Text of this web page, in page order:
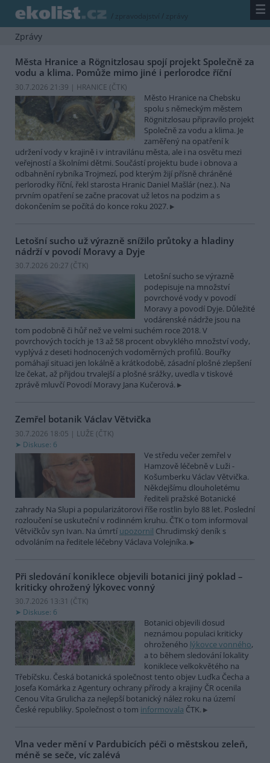
/ zpravodajství / zprávy ☰
Zprávy
Města Hranice a Rögnitzlosau spojí projekt Společně za
vodu a klima. Pomůže mimo jiné i perlorodce říční
30.7.2026 21:39 | HRANICE (ČTK)
Město Hranice na Chebsku
spolu s německým městem
Rögnitzlosau připravilo projekt
Společně za vodu a klima. Je
zaměřený na opatření k
udržení vody v krajině i v intravilánu města, ale i na osvětu mezi
veřejností a školními dětmi. Součástí projektu bude i obnova a
odbahnění rybníka Trojmezí, pod kterým žijí přísně chráněné
perlorodky říční, řekl starosta Hranic Daniel Mašlár (nez.). Na
prvním opatření se začne pracovat už letos na podzim a s
dokončením se počítá do konce roku 2027.
Letošní sucho už výrazně snížilo průtoky a hladiny
nádrží v povodí Moravy a Dyje
30.7.2026 20:27 (ČTK)
Letošní sucho se výrazně
podepisuje na množství
povrchové vody v povodí
Moravy a povodí Dyje. Důležité
vodárenské nádrže jsou na
tom podobně či hůř než ve velmi suchém roce 2018. V
povrchových tocích je 13 až 58 procent obvyklého množství vody,
vyplývá z deseti hodnocených vodoměrných profilů. Bouřky
pomáhají situaci jen lokálně a krátkodobě, zásadní plošné zlepšení
lze čekat, až přijdou trvalejší a plošné srážky, uvedla v tiskové
zprávě mluvčí Povodí Moravy Jana Kučerová.
Zemřel botanik Václav Větvička
30.7.2026 18:05 | LUŽE (ČTK)
Diskuse: 6
Ve středu večer zemřel v
Hamzově léčebně v Luži -
Košumberku Václav Větvička.
Někdejšímu dlouholetému
řediteli pražské Botanické
zahrady Na Slupi a popularizátorovi říše rostlin bylo 88 let. Poslední
rozloučení se uskuteční v rodinném kruhu. ČTK o tom informoval
Větvičkův syn Ivan. Na úmrtí upozornil Chrudimský deník s
odvoláním na ředitele léčebny Václava Volejníka.
Při sledování koniklece objevili botanici jiný poklad –
kriticky ohrožený lýkovec vonný
30.7.2026 13:31 (ČTK)
Diskuse: 6
Botanici objevili dosud
neznámou populaci kriticky
ohroženého lýkovce vonného,
a to během sledování lokality
koniklece velkokvětého na
Třebíčsku. Česká botanická společnost tento objev Luďka Čecha a
Josefa Komárka z Agentury ochrany přírody a krajiny ČR ocenila
Cenou Víta Grulicha za nejlepší botanický nález roku na území
České republiky. Společnost o tom informovala ČTK.
Vlna veder mění v Pardubicích péči o městskou zeleň,
méně se seče, víc zalévá